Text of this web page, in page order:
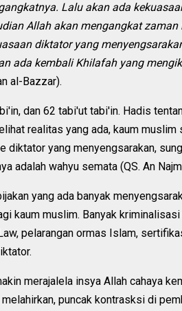
Lalu akan ada
Allah akan mengangkat zaman
diktator yang
ada kembali Khilafah yang
al-Bazzar).
dan 62 tabi'ut tabi'in. Hadis
realitas yang ada, kaum muslim
yang menyengsarakan,
adalah wahyu semata (QS. An
yang ada banyak
kaum muslim. Banyak kriminalisasi
pelarangan ormas Islam,
merajalela insya Allah cahaya
puncak kontrasksi di